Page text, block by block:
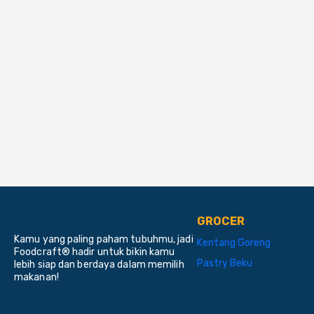
Kamu yang paling paham tubuhmu, jadi
Foodcraft® hadir untuk bikin kamu
lebih siap dan berdaya dalam memilih
makanan!
GROCER
Kentang Goreng
Pastry Beku